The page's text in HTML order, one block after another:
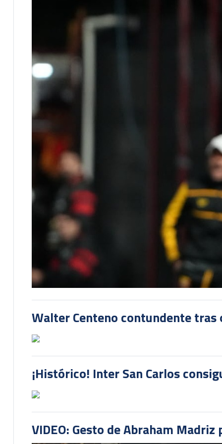
Walter Centeno contundente tras
¡Histórico! Inter San Carlos
VIDEO: Gesto de Abraham